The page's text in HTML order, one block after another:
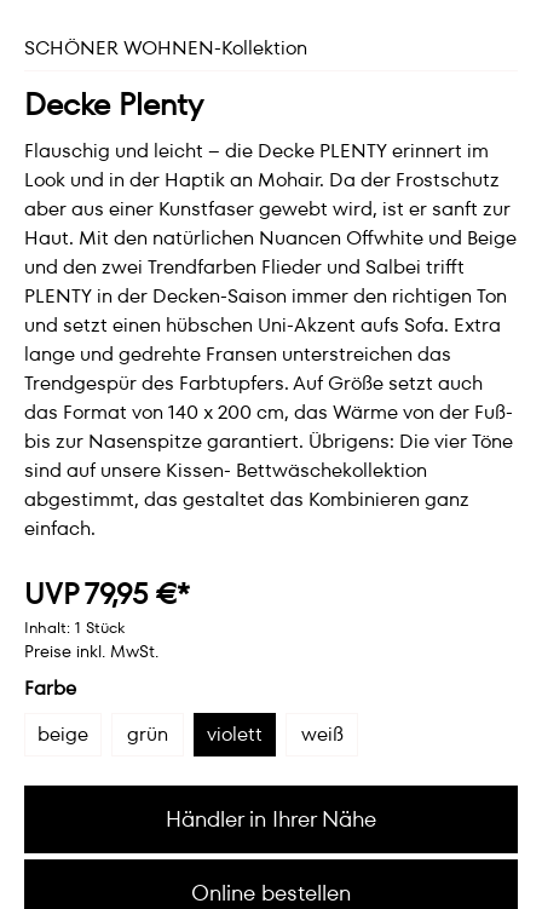
SCHÖNER WOHNEN-Kollektion
Decke Plenty
Flauschig und leicht – die Decke PLENTY erinnert im
Look und in der Haptik an Mohair. Da der Frostschutz
aber aus einer Kunstfaser gewebt wird, ist er sanft zur
Haut. Mit den natürlichen Nuancen Offwhite und Beige
und den zwei Trendfarben Flieder und Salbei trifft
PLENTY in der Decken-Saison immer den richtigen Ton
und setzt einen hübschen Uni-Akzent aufs Sofa. Extra
lange und gedrehte Fransen unterstreichen das
Trendgespür des Farbtupfers. Auf Größe setzt auch
das Format von 140 x 200 cm, das Wärme von der Fuß-
bis zur Nasenspitze garantiert. Übrigens: Die vier Töne
sind auf unsere Kissen- Bettwäschekollektion
abgestimmt, das gestaltet das Kombinieren ganz
einfach.
UVP 79,95 €*
Inhalt: 1 Stück
Preise inkl. MwSt.
Farbe
beige
grün violett weiß
Händler in Ihrer Nähe
Online bestellen